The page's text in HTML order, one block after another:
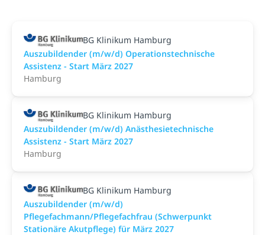
BG Klinikum Hamburg
Auszubildender (m/w/d) Operationstechnische
Assistenz - Start März 2027
Hamburg
BG Klinikum Hamburg
Auszubildender (m/w/d) Anästhesietechnische
Assistenz - Start März 2027
Hamburg
BG Klinikum Hamburg
Auszubildender (m/w/d)
Pflegefachmann/Pflegefachfrau (Schwerpunkt
Stationäre Akutpflege) für März 2027